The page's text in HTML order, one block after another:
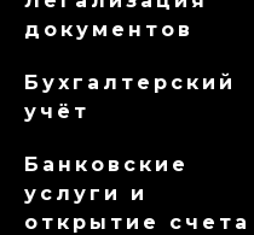
документов
Бухгалтерский
учёт
Банковские
услуги и
открытие счета